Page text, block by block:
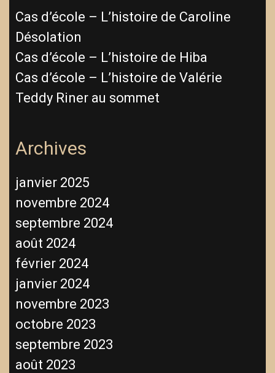
Cas d’école – L’histoire de Caroline
Désolation
Cas d’école – L’histoire de Hiba
Cas d’école – L’histoire de Valérie
Teddy Riner au sommet
Archives
janvier 2025
novembre 2024
septembre 2024
août 2024
février 2024
janvier 2024
novembre 2023
octobre 2023
septembre 2023
août 2023